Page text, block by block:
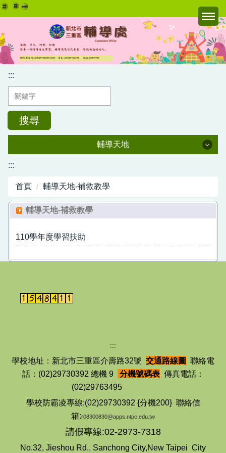
跳
到
主
要
內
區
:::
搜尋
輔導天地
資優教育
節慶活動
親職講座
學習扶助
:::
首頁 輔導天地-補救教學
輔導天地-補救教學
110學年度學習扶助
:::
學校地址：新北市三重區介壽路32號 交通路線圖 聯絡電
話：(02)29730392 總機 9
分機號碼表 傳真電話：
(02)29763495
學校防霸凌專線:(02)29730392 {分機200} 聯絡信
箱:r08300830@apps.ntpc.edu.tw
請假專線:02-2973-7318
No.32, Jieshou Rd., Sanchong City,New Taipei City